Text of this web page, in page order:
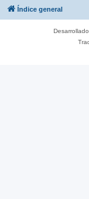
Índice general